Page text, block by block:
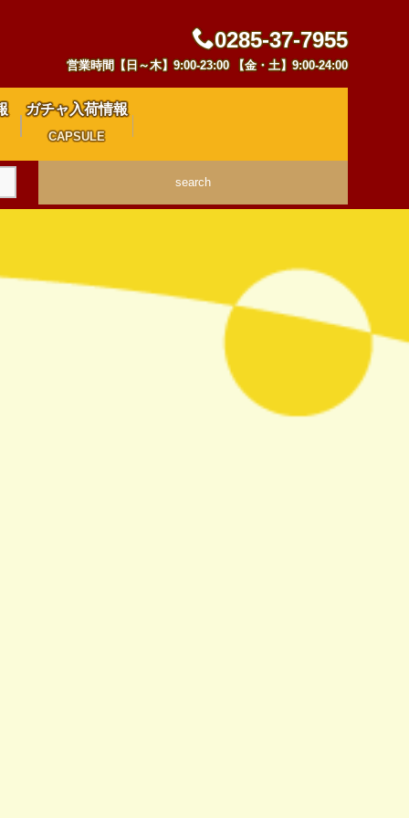
0285-37-7955
営業時間【日～木】9:00-23:00 【金・土】9:00-24:00
ガチャ入荷情報
CAPSULE
search